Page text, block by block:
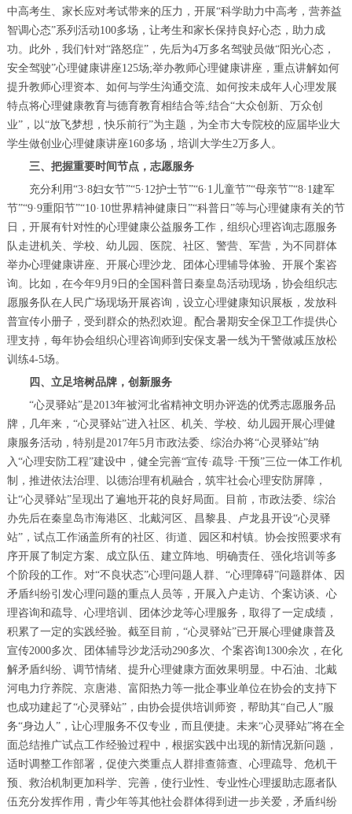
中高考生、家长应对考试带来的压力，开展“科学助力中高考，营养益
智调心态”系列活动100多场，让考生和家长保持良好心态，助力成
功。此外，我们针对“路怒症”，先后为4万多名驾驶员做“阳光心态，
安全驾驶”心理健康讲座125场;举办教师心理健康讲座，重点讲解如何
提升教师心理资本、如何与学生沟通交流、如何按未成年人心理发展
特点将心理健康教育与德育教育相结合等;结合“大众创新、万众创
业”，以“放飞梦想，快乐前行”为主题，为全市大专院校的应届毕业大
学生做创业心理健康讲座160多场，培训大学生2万多人。
三、把握重要时间节点，志愿服务
充分利用“3·8妇女节”“5·12护士节”“6·1儿童节”“母亲节”“8·1建军
节”“9·9重阳节”“10·10世界精神健康日”“科普日”等与心理健康有关的节
日，开展有针对性的心理健康公益服务工作，组织心理咨询志愿服务
队走进机关、学校、幼儿园、医院、社区、警营、军营，为不同群体
举办心理健康讲座、开展心理沙龙、团体心理辅导体验、开展个案咨
询。比如，在今年9月9日的全国科普日秦皇岛活动现场，协会组织志
愿服务队在人民广场现场开展咨询，设立心理健康知识展板，发放科
普宣传小册子，受到群众的热烈欢迎。配合暑期安全保卫工作提供心
理支持，每年协会组织心理咨询师到安保支暑一线为干警做减压放松
训练4-5场。
四、立足培树品牌，创新服务
“心灵驿站”是2013年被河北省精神文明办评选的优秀志愿服务品
牌，几年来，“心灵驿站”进入社区、机关、学校、幼儿园开展心理健
康服务活动，特别是2017年5月市政法委、综治办将“心灵驿站”纳
入“心理安防工程”建设中，健全完善“宣传·疏导·干预”三位一体工作机
制，推进依法治理、以德治理有机融合，筑牢社会心理安防屏障，
让“心灵驿站”呈现出了遍地开花的良好局面。目前，市政法委、综治
办先后在秦皇岛市海港区、北戴河区、昌黎县、卢龙县开设“心灵驿
站”，试点工作涵盖所有的社区、街道、园区和村镇。协会按照要求有
序开展了制定方案、成立队伍、建立阵地、明确责任、强化培训等多
个阶段的工作。对“不良状态”心理问题人群、“心理障碍”问题群体、因
矛盾纠纷引发心理问题的重点人员等，开展入户走访、个案访谈、心
理咨询和疏导、心理培训、团体沙龙等心理服务，取得了一定成绩，
积累了一定的实践经验。截至目前，“心灵驿站”已开展心理健康普及
宣传2000多次、团体辅导沙龙活动290多次、个案咨询1300余次，在化
解矛盾纠纷、调节情绪、提升心理健康方面效果明显。中石油、北戴
河电力疗养院、京唐港、富阳热力等一批企事业单位在协会的支持下
也成功建起了“心灵驿站”，由协会提供培训师资，帮助其“自己人”服
务“身边人”，让心理服务不仅专业，而且便捷。未来“心灵驿站”将在全
面总结推广试点工作经验过程中，根据实践中出现的新情况新问题，
适时调整工作部署，促使六类重点人群排查筛查、心理疏导、危机干
预、救治机制更加科学、完善，使行业性、专业性心理援助志愿者队
伍充分发挥作用，青少年等其他社会群体得到进一步关爱，矛盾纠纷